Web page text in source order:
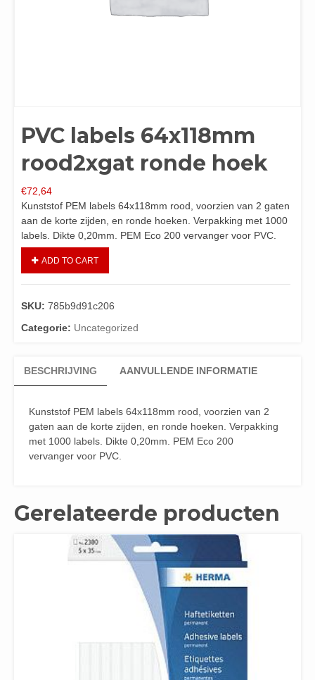
PVC labels 64x118mm
rood2xgat ronde hoek
€72,64
Kunststof PEM labels 64x118mm rood, voorzien van 2 gaten
aan de korte zijden, en ronde hoeken. Verpakking met 1000
labels. Dikte 0,20mm. PEM Eco 200 vervanger voor PVC.
ADD TO CART
SKU: 785b9d91c206
Categorie: Uncategorized
BESCHRIJVING AANVULLENDE INFORMATIE
Kunststof PEM labels 64x118mm rood, voorzien van 2
gaten aan de korte zijden, en ronde hoeken. Verpakking
met 1000 labels. Dikte 0,20mm. PEM Eco 200
vervanger voor PVC.
Gerelateerde producten